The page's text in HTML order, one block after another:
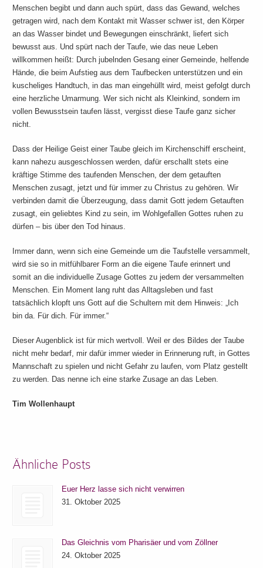
Menschen begibt und dann auch spürt, dass das Gewand, welches
getragen wird, nach dem Kontakt mit Wasser schwer ist, den Körper
an das Wasser bindet und Bewegungen einschränkt, liefert sich
bewusst aus. Und spürt nach der Taufe, wie das neue Leben
willkommen heißt: Durch jubelnden Gesang einer Gemeinde, helfende
Hände, die beim Aufstieg aus dem Taufbecken unterstützen und ein
kuscheliges Handtuch, in das man eingehüllt wird, meist gefolgt durch
eine herzliche Umarmung. Wer sich nicht als Kleinkind, sondern im
vollen Bewusstsein taufen lässt, vergisst diese Taufe ganz sicher
nicht.
Dass der Heilige Geist einer Taube gleich im Kirchenschiff erscheint,
kann nahezu ausgeschlossen werden, dafür erschallt stets eine
kräftige Stimme des taufenden Menschen, der dem getauften
Menschen zusagt, jetzt und für immer zu Christus zu gehören. Wir
verbinden damit die Überzeugung, dass damit Gott jedem Getauften
zusagt, ein geliebtes Kind zu sein, im Wohlgefallen Gottes ruhen zu
dürfen – bis über den Tod hinaus.
Immer dann, wenn sich eine Gemeinde um die Taufstelle versammelt,
wird sie so in mitfühlbarer Form an die eigene Taufe erinnert und
somit an die individuelle Zusage Gottes zu jedem der versammelten
Menschen. Ein Moment lang ruht das Alltagsleben und fast
tatsächlich klopft uns Gott auf die Schultern mit dem Hinweis: „Ich
bin da. Für dich. Für immer.“
Dieser Augenblick ist für mich wertvoll. Weil er des Bildes der Taube
nicht mehr bedarf, mir dafür immer wieder in Erinnerung ruft, in Gottes
Mannschaft zu spielen und nicht Gefahr zu laufen, vom Platz gestellt
zu werden. Das nenne ich eine starke Zusage an das Leben.
Tim Wollenhaupt
Ähnliche Posts
Euer Herz lasse sich nicht verwirren
31. Oktober 2025
Das Gleichnis vom Pharisäer und vom Zöllner
24. Oktober 2025